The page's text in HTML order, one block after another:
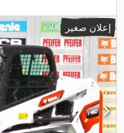
إعلان صغير